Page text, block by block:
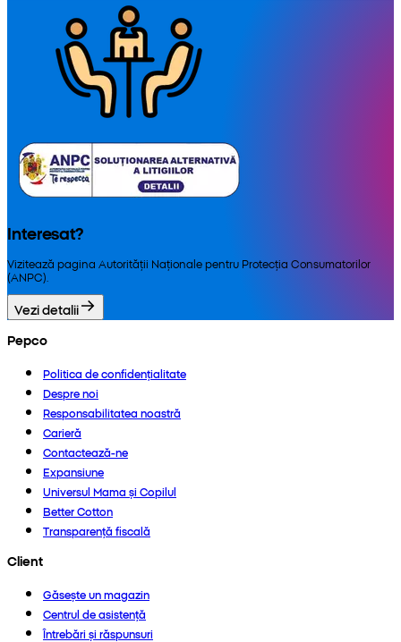
Interesat?
Vizitează pagina Autorității Naționale pentru Protecția Consumatorilor
(ANPC).
Vezi detalii
Pepco
Politica de confidențialitate
Despre noi
Responsabilitatea noastră
Carieră
Contactează-ne
Expansiune
Universul Mama și Copilul
Better Cotton
Transparență fiscală
Client
Găsește un magazin
Centrul de asistență
Întrebări și răspunsuri